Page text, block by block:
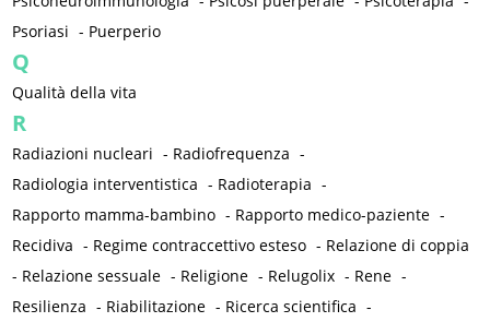
Psoriasi - Puerperio
Q
Qualità della vita
R
Radiazioni nucleari - Radiofrequenza -
Radiologia interventistica - Radioterapia -
Rapporto mamma-bambino - Rapporto medico-paziente -
Recidiva - Regime contraccettivo esteso - Relazione di coppia
- Relazione sessuale - Religione - Relugolix - Rene -
Resilienza - Riabilitazione - Ricerca scientifica -